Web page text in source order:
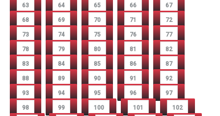
63 64 65 66 67
68 69 70 71 72
73 74 75 76 77
78 79 80 81 82
83 84 85 86 87
88 89 90 91 92
93 94 95 96 97
98 99 100 101 102